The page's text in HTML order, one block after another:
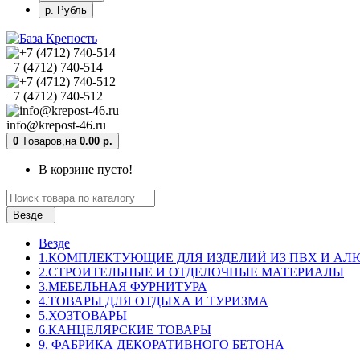
р. Рубль
+7 (4712) 740-514
+7 (4712) 740-512
info@krepost-46.ru
0 Tоваров, на 0.00 р.
В корзине пусто!
Везде
Везде
1.КОМПЛЕКТУЮЩИЕ ДЛЯ ИЗДЕЛИЙ ИЗ ПВХ И
2.СТРОИТЕЛЬНЫЕ И ОТДЕЛОЧНЫЕ МАТЕРИАЛЫ
3.МЕБЕЛЬНАЯ ФУРНИТУРА
4.ТОВАРЫ ДЛЯ ОТДЫХА И ТУРИЗМА
5.ХОЗТОВАРЫ
6.КАНЦЕЛЯРСКИЕ ТОВАРЫ
9. ФАБРИКА ДЕКОРАТИВНОГО БЕТОНА